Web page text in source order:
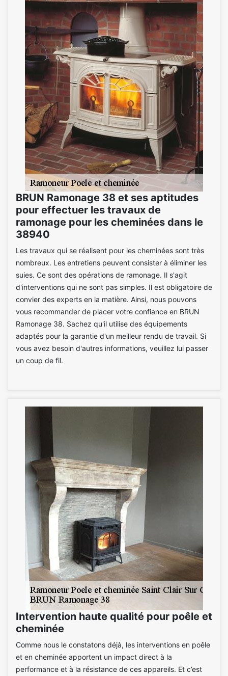
BRUN Ramonage 38 et ses aptitudes
pour effectuer les travaux de
ramonage pour les cheminées dans le
38940
Les travaux qui se réalisent pour les cheminées sont très
nombreux. Les entretiens peuvent consister à éliminer les
suies. Ce sont des opérations de ramonage. Il s'agit
d'interventions qui ne sont pas simples. Il est obligatoire de
convier des experts en la matière. Ainsi, nous pouvons
vous recommander de placer votre confiance en BRUN
Ramonage 38. Sachez qu'il utilise des équipements
adaptés pour la garantie d'un meilleur rendu de travail. Si
vous avez besoin d'autres informations, veuillez lui passer
un coup de fil.
Intervention haute qualité pour poêle et
cheminée
Comme nous le constatons déjà, les interventions en poêle
et en cheminée apportent un impact direct à la
performance et à la résistance de ces appareils. Et c’est